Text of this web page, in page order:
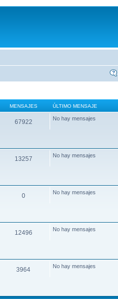
MENSAJES ÚLTIMO MENSAJE
67922 No hay mensajes
13257 No hay mensajes
0 No hay mensajes
12496 No hay mensajes
3964 No hay mensajes